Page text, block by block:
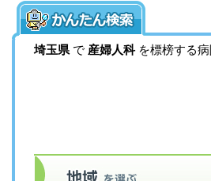
埼玉県 で 産婦人科を標榜する病